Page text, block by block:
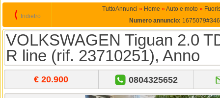
⟨ Indietro
TuttoAnnunci » Home » Auto e moto »
Numero annuncio:
VOLKSWAGEN Tiguan 2.0
R line (rif. 23710251), Anno
€ 20.900 0804325652